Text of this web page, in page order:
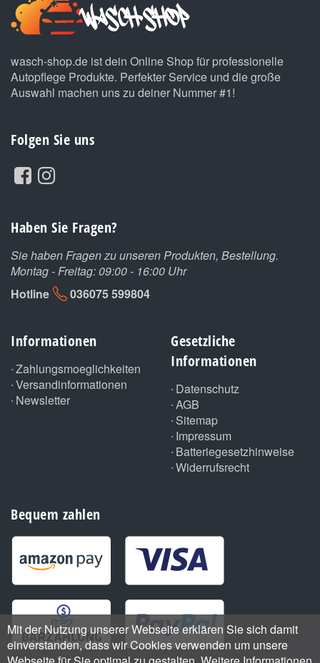
wasch-shop.de ist dein Online Shop für professionelle
Autopflege Produkte. Perfekter Service und die große
Auswahl machen uns zu deiner Nummer #1!
Folgen Sie uns
Haben Sie Fragen?
Sie haben Fragen zu unseren Produkten, Bestellung.
Montag - Freitag: 09:00 - 16:00 Uhr
Hotline
036075 599804
Informationen
Zahlungsmoeglichkeiten
Versandinformationen
Newsletter
Gesetzliche
Informationen
Datenschutz
AGB
Sitemap
Impressum
Batteriegesetzhinweise
Widerrufsrecht
Bequem zahlen
Mit der Nutzung unserer Webseite erklären Sie sich damit
einverstanden, dass wir Cookies verwenden um unsere